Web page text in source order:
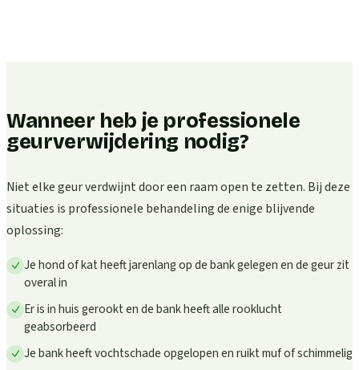
Wanneer heb je professionele
geurverwijdering nodig?
Niet elke geur verdwijnt door een raam open te zetten. Bij deze
situaties is professionele behandeling de enige blijvende
oplossing:
Je hond of kat heeft jarenlang op de bank gelegen en de geur zit
overal in
Er is in huis gerookt en de bank heeft alle rooklucht
geabsorbeerd
Je bank heeft vochtschade opgelopen en ruikt muf of schimmelig